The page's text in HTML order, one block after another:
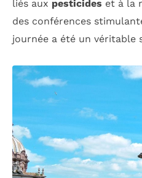
liés aux pesticides et à la
des conférences
journée a été un véritable